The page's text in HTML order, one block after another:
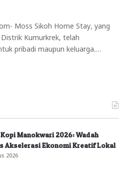
Moss Sikoh Home Stay, yang
Kumurkrek, telah
pribadi maupun keluarga.…
Manokwari 2026: Wadah
Akselerasi Ekonomi Kreatif Lokal
2026